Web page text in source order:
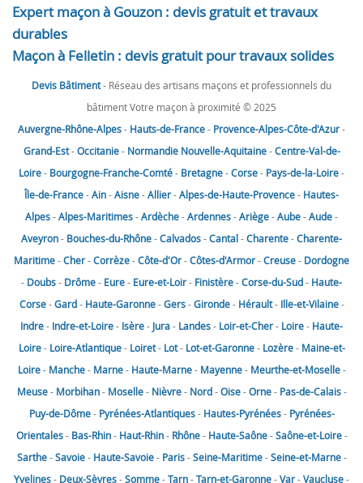
Expert maçon à Gouzon : devis gratuit et travaux
durables
Maçon à Felletin : devis gratuit pour travaux solides
Devis Bâtiment- Réseau des artisans maçons et professionnels du
bâtiment Votre maçon à proximité © 2025
Auvergne-Rhône-Alpes- Hauts-de-France- Provence-Alpes-Côte-d'Azur-
Grand-Est-Occitanie- Normandie Nouvelle-Aquitaine-Centre-Val-de-
Loire- Bourgogne-Franche-Comté- Bretagne-Corse- Pays-de-la-Loire-
Île-de-France-Ain-Aisne-Allier-Alpes-de-Haute-Provence- Hautes-
Alpes-Alpes-Maritimes-Ardèche-Ardennes-Ariège-Aube-Aude-
Aveyron- Bouches-du-Rhône-Calvados-Cantal-Charente-Charente-
Maritime-Cher-Corrèze-Côte-d'Or-Côtes-d'Armor-Creuse- Dordogne
- Doubs- Drôme- Eure- Eure-et-Loir- Finistère-Corse-du-Sud- Haute-
Corse-Gard- Haute-Garonne-Gers-Gironde- Hérault- Ille-et-Vilaine-
Indre- Indre-et-Loire- Isère- Jura- Landes- Loir-et-Cher- Loire- Haute-
Loire- Loire-Atlantique- Loiret- Lot- Lot-et-Garonne- Lozère- Maine-et-
Loire- Manche- Marne- Haute-Marne- Mayenne- Meurthe-et-Moselle-
Meuse- Morbihan- Moselle- Nièvre- Nord-Oise-Orne- Pas-de-Calais-
Puy-de-Dôme- Pyrénées-Atlantiques- Hautes-Pyrénées- Pyrénées-
Orientales- Bas-Rhin- Haut-Rhin- Rhône- Haute-Saône-Saône-et-Loire-
Sarthe-Savoie- Haute-Savoie- Paris-Seine-Maritime-Seine-et-Marne-
Yvelines- Deux-Sèvres-Somme-Tarn-Tarn-et-Garonne-Var-Vaucluse-